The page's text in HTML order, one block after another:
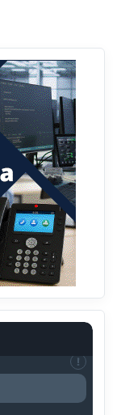
i koga
svako
rodio.